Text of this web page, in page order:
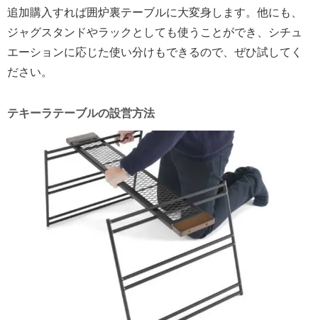
追加購入すれば囲炉裏テーブルに大変身します。他にも、
ジャグスタンドやラックとしても使うことができ、シチュ
エーションに応じた使い分けもできるので、ぜひ試してく
ださい。
テキーラテーブルの設営方法